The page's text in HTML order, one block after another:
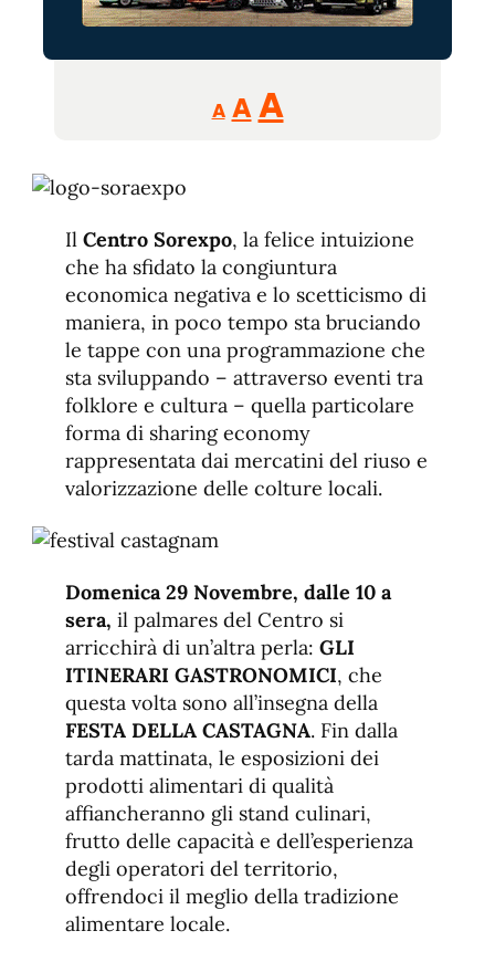
A
Reducir
tamaño
A Restablecer
AAumentar
fuente.
Il Centro Sorexpo, la felice intuizione
che ha sfidato la congiuntura
economica negativa e lo scetticismo di
maniera, in poco tempo sta bruciando
le tappe con una programmazione che
sta sviluppando – attraverso eventi tra
folklore e cultura – quella particolare
forma di sharing economy
rappresentata dai mercatini del riuso e
valorizzazione delle colture locali.
Domenica 29 Novembre, dalle 10 a
sera, il palmares del Centro si
arricchirà di un’altra perla: GLI
ITINERARI GASTRONOMICI, che
questa volta sono all’insegna della
FESTA DELLA CASTAGNA. Fin dalla
tarda mattinata, le esposizioni dei
prodotti alimentari di qualità
affiancheranno gli stand culinari,
frutto delle capacità e dell’esperienza
degli operatori del territorio,
offrendoci il meglio della tradizione
alimentare locale.